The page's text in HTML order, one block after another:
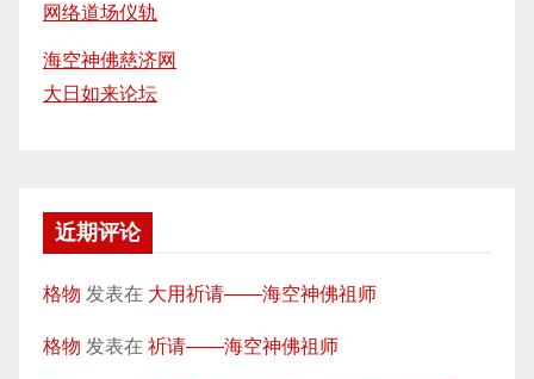
网络道场仪轨
海空神佛慈济网
大日如来论坛
近期评论
格物 发表在 大用祈请——海空神佛祖师
格物 发表在 祈请——海空神佛祖师